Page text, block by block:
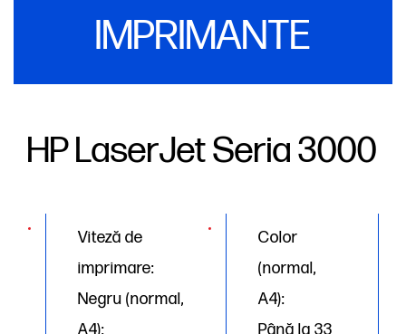
IMPRIMANTE
HP LaserJet Seria 3000
Viteză de
imprimare:
Negru (normal,
A4):
Color
(normal,
A4):
Până la 33